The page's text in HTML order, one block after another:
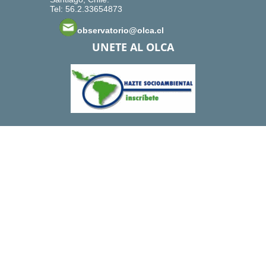
Tel: 56.2.33654873
observatorio@olca.cl
UNETE AL OLCA